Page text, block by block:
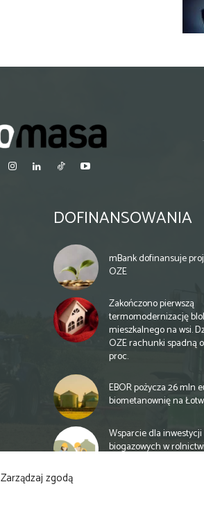
Zarządzaj zgodą
DOFINANSOWANIA
mBank dofinansuje
OZE
Zakończono pierwszą
termomodernizację
mieszkalnego na wsi.
OZE rachunki spadną
proc.
EBOR pożycza 26 mln
biometanownię na
Wsparcie dla inwestycji
biogazowych w